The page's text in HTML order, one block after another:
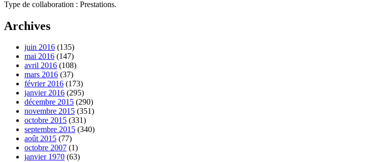
Type de collaboration : Prestations.
Archives
juin 2016 (135)
mai 2016 (147)
avril 2016 (108)
mars 2016 (37)
février 2016 (173)
janvier 2016 (295)
décembre 2015 (290)
novembre 2015 (351)
octobre 2015 (331)
septembre 2015 (340)
août 2015 (77)
octobre 2007 (1)
janvier 1970 (63)